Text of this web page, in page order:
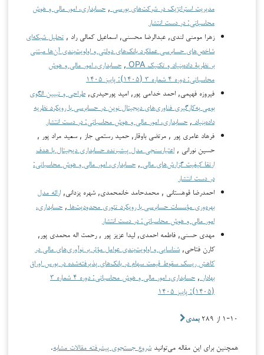
مدیریت استراتژیک در شرکت‌های بورسی , حسابداری، امور مالی و هوش
محاسباتی: در دست انتشار
زهرا مومنی لندی, عبدالرضا محسنی, اسماعیل کمالی راد , تحلیل شبکه‌ای
شاخص‌های حسابرسی عملکرد بانک‌های دولتی و اولویت‌بندی آن‌ها مبتنی
بر نظریۀ داده‌بنیاد و تکنیک OPA
, حسابداری، امور مالی و هوش
محاسباتی: دوره ۴ شماره ۳ (۱۴۰۵): پاییز ۱۴۰۵
فیروزه فهیمی, احمد خدامی پور, امید پورحیدری, طراحی و تبیین الگوی
بومی به‌کارگیری فناوری‌های دیجیتال نوین در حسابرسی با رویکرد نظریه
داده‌بنیاد , حسابداری، امور مالی و هوش محاسباتی: در دست انتشار
فرهاد عامری پور , مرتضی باوقار, حمید رستمی جاز , سعید مراد پور ,
حسین نورانی , اعتبارسنجی مدل پیشبرنده حسابداری دیجیتال با هدف
ارتقا کیفیت گزارش‌های مالی , حسابداری، امور مالی و هوش محاسباتی:
در دست انتشار
احمدرضا قوهستانی , محمدحامد خانمحمدی, شهره یزدانی, ارائه مدل
بهره‌وری مؤسسات حسابرسی با رویکرد تئوری محدودیت‌ها , حسابداری،
امور مالی و هوش محاسباتی: در دست انتشار
مهدی حسنی, فاطمه احمدی, لیدا عزیز پور , رحمت اله محمدی پور,
کارن فتاحی, شناسایی و اولویت‌بندی عوامل مؤثر بر نوآوری‌های مالی در
کاهش ریسک سقوط قیمت سهام در بانک‌های پذیرفته‌شده در بورس اوراق
بهادار ,
حسابداری، امور مالی و هوش محاسباتی: دوره ۴ شماره ۳
(۱۴۰۵): پاییز ۱۴۰۵
۱-۱۰ از ۲۸۹ بعدی
همچنین برای این مقاله می‌توانید شروع جستجوی پیشرفته مقالات مشابه.